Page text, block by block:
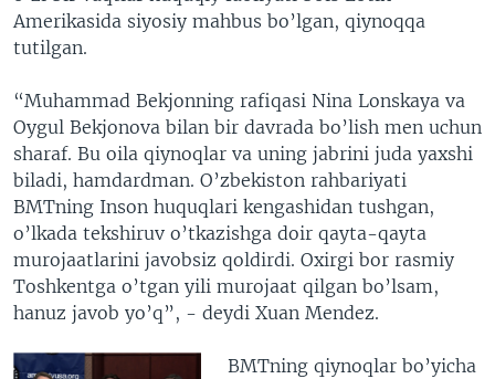
Amerikasida siyosiy mahbus bo’lgan, qiynoqqa
tutilgan.
“Muhammad Bekjonning rafiqasi Nina Lonskaya va
Oygul Bekjonova bilan bir davrada bo’lish men uchun
sharaf. Bu oila qiynoqlar va uning jabrini juda yaxshi
biladi, hamdardman. O’zbekiston rahbariyati
BMTning Inson huquqlari kengashidan tushgan,
o’lkada tekshiruv o’tkazishga doir qayta-qayta
murojaatlarini javobsiz qoldirdi. Oxirgi bor rasmiy
Toshkentga o’tgan yili murojaat qilgan bo’lsam,
hanuz javob yo’q”, - deydi Xuan Mendez.
BMTning qiynoqlar bo’yicha